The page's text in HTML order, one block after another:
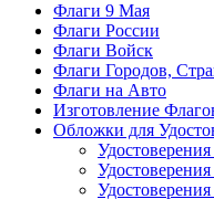
Флаги 9 Мая
Флаги России
Флаги Войск
Флаги Городов,
Флаги на Авто
Изготовление
Обложки для